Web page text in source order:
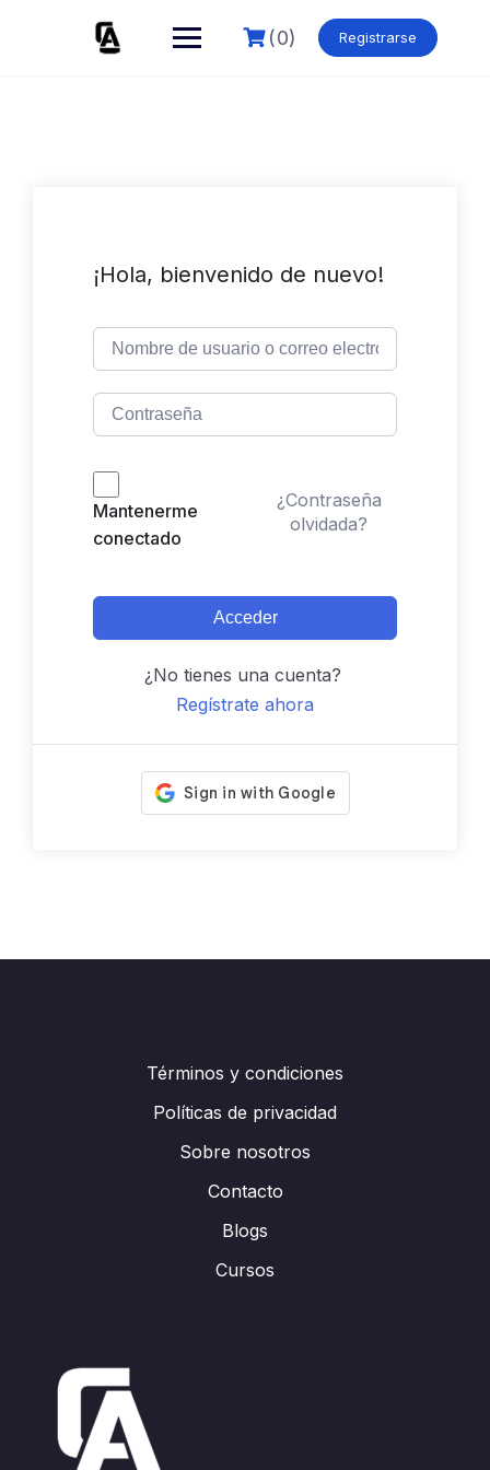
(0) Registrarse
¡Hola, bienvenido de nuevo!
Mantenerme
conectado
¿Contraseña
olvidada?
Acceder
¿No tienes una cuenta?
Regístrate ahora
Términos y condiciones
Políticas de privacidad
Sobre nosotros
Contacto
Blogs
Cursos